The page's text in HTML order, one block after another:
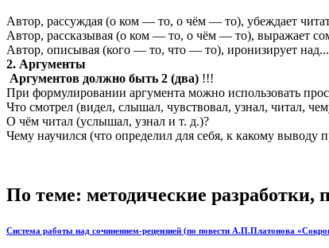
Автор, рассуждая (о ком — то, о чём — то), убеждает
Автор, рассказывая (о ком — то, о чём — то), выражает
Автор, описывая (кого — то, что — то), иронизирует над...
2. Аргументы
Аргументов должно быть 2 (два) !!!
При формулировании аргумента можно использовать
Что смотрел (видел, слышал, чувствовал, узнал, читал,
О чём читал (услышал, узнал и т. д.)?
Чему научился (что определил для себя, к какому выводу
По теме: методические разработки,
Система работы над сочинением-рецензией (по повести А.П.Платонова